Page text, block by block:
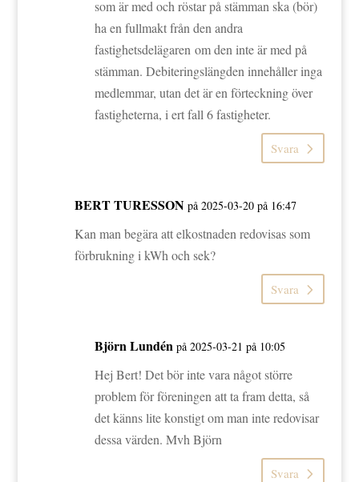
som är med och röstar på stämman ska (bör)
ha en fullmakt från den andra
fastighetsdelägaren om den inte är med på
stämman. Debiteringslängden innehåller inga
medlemmar, utan det är en förteckning över
fastigheterna, i ert fall 6 fastigheter.
Svara
BERT TURESSON på 2025-03-20 på 16:47
Kan man begära att elkostnaden redovisas som
förbrukning i kWh och sek?
Svara
Björn Lundén på 2025-03-21 på 10:05
Hej Bert! Det bör inte vara något större
problem för föreningen att ta fram detta, så
det känns lite konstigt om man inte redovisar
dessa värden. Mvh Björn
Svara